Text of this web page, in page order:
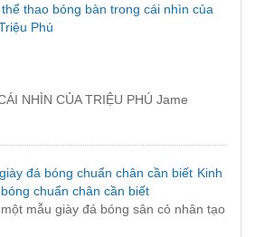
thao bóng bàn trong cái nhìn của
Phú
NHÌN CỦA TRIỆU PHÚ Jame
Kinh
chuẩn chân cần biết
mẫu giày đá bóng sân cỏ nhân tạo